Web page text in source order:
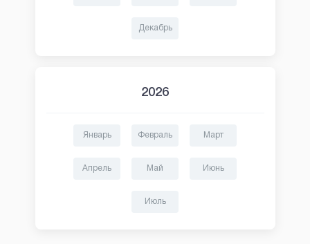
Декабрь
2026
Январь Февраль Март
Апрель Май Июнь
Июль